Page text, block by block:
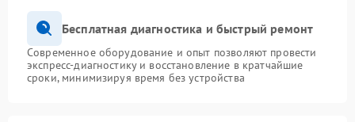
Бесплатная диагностика и быстрый ремонт
Современное оборудование и опыт позволяют провести
экспресс-диагностику и восстановление в кратчайшие
сроки, минимизируя время без устройства